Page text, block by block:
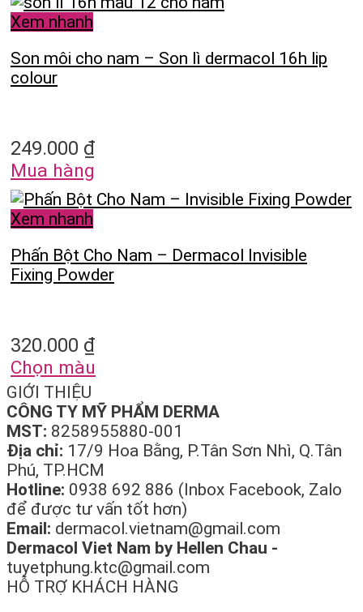
Xem nhanh
Son môi cho nam – Son lì dermacol 16h lip
colour
249.000 ₫
Mua hàng
Xem nhanh
Phấn Bột Cho Nam – Dermacol Invisible
Fixing Powder
320.000 ₫
Chọn màu
GIỚI THIỆU
CÔNG TY MỸ PHẨM DERMA
MST: 8258955880-001
Địa chỉ: 17/9 Hoa Bằng, P.Tân Sơn Nhì, Q.Tân
Phú, TP.HCM
Hotline: 0938 692 886 (Inbox Facebook, Zalo
để được tư vấn tốt hơn)
Email: dermacol.vietnam@gmail.com
Dermacol Viet Nam by Hellen Chau -
tuyetphung.ktc@gmail.com
HỖ TRỢ KHÁCH HÀNG